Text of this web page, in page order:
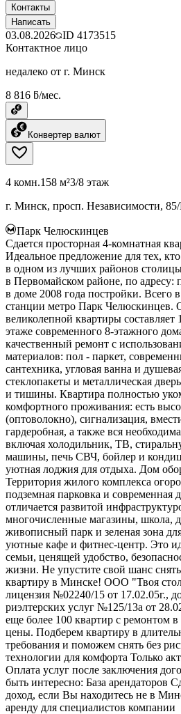
Контакты
Написать
03.08.2026 ID 4173515
Контактное лицо
недалеко от г. Минск
8 816 ƃ/мес.
Конвертер валют
4 комн.158 м²3/8 этаж
г. Минск, просп. Независимости,
Парк Челюскинцев
Сдается просторная 4-комнатная
Идеальное предложение для тех,
в одном из лучших районов
в Первомайском районе, по адресу:
в доме 2008 года постройки. Всего
станции метро Парк Челюскинцев.
великолепной квартиры составляет
этаже современного 8-этажного
качественный ремонт с
материалов: пол - паркет,
сантехника, угловая ванна и
стеклопакеты и металлическая
и тишины. Квартира полностью
комфортного проживания: есть
(оптоволокно), сигнализация,
гардеробная, а также вся
включая холодильник, ТВ,
машины, печь СВЧ, бойлер и
уютная лоджия для отдыха. Дом
Территория жилого комплекса
подземная парковка и современная
отличается развитой
многочисленные магазины, школа,
живописный парк и зеленая зона
уютные кафе и фитнес-центр. Это
семьи, ценящей удобство,
жизни. Не упустите свой шанс
квартиру в Минске! ООО "Твоя
лицензия №02240/15 от 17.02.05г.,
риэлтерских услуг №125/13а от
еще более 100 квартир с ремонтом
цены. Подберем квартиру в
требования и поможем снять без
технологии для комфорта Только
Оплата услуг после заключения
быть интересно: База арендаторов
доход, если Вы находитесь не в
аренду для специалистов компании